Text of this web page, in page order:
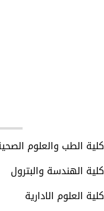
كلية الطب والعلوم
كلية الهندسة والبترول
كلية العلوم الادارية